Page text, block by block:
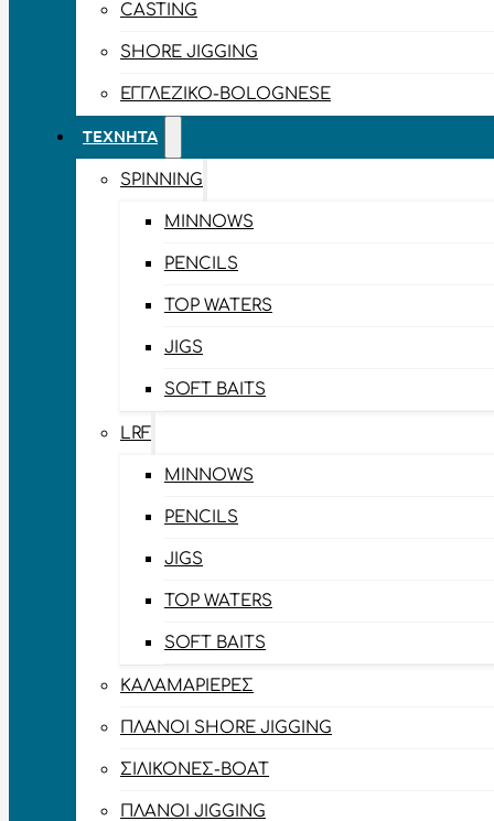
CASTING
SHORE JIGGING
ΕΓΓΛΈΖΙΚΟ-BOLOGNESE
ΤΕΧΝΗΤΆ
SPINNING
MINNOWS
PENCILS
TOP WATERS
JIGS
SOFT BAITS
LRF
MINNOWS
PENCILS
JIGS
TOP WATERS
SOFT BAITS
ΚΑΛΑΜΑΡΙΈΡΕΣ
ΠΛΆΝΟΙ SHORE JIGGING
ΣΙΛΙΚΌΝΕΣ-BOAT
ΠΛΆΝΟΙ JIGGING